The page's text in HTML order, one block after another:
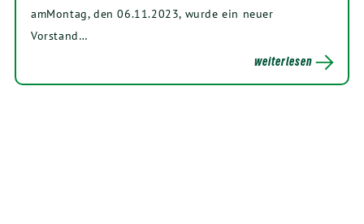
amMontag, den 06.11.2023, wurde ein neuer
Vorstand…
weiterlesen